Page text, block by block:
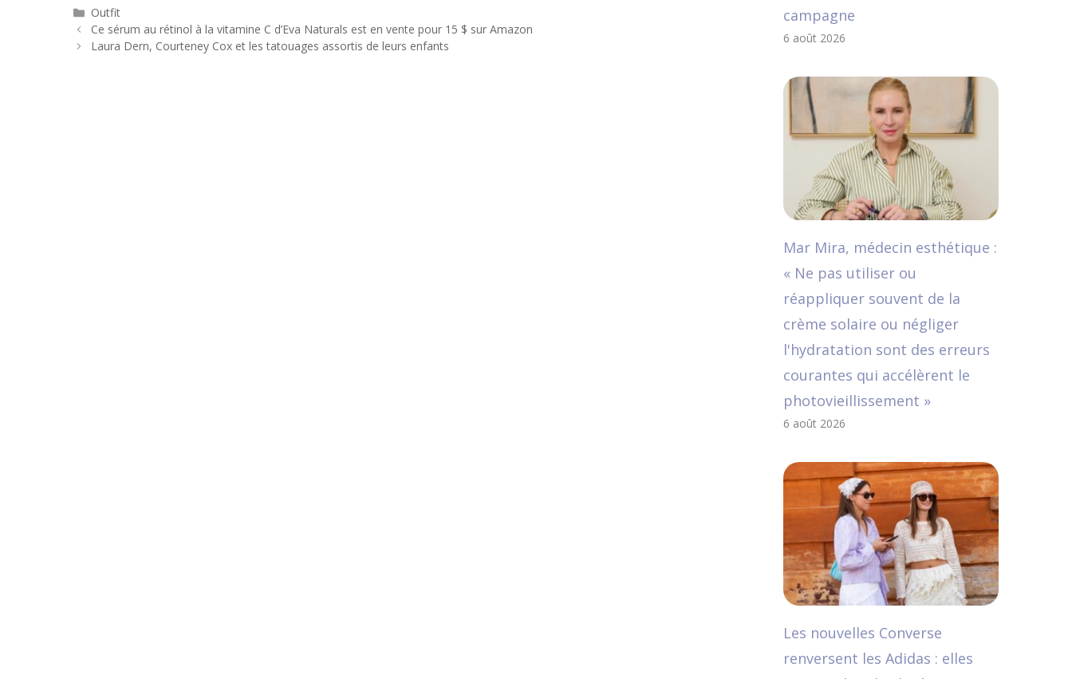
Catégories
Outfit
Navigation
des
Ce sérum au rétinol à la vitamine C d’Eva Naturals est en vente pour 15 $ sur Amazon
Laura Dern, Courteney Cox et les tatouages ​​assortis de leurs enfants
campagne
6 août 2026
Mar Mira, médecin esthétique :
« Ne pas utiliser ou
réappliquer souvent de la
crème solaire ou négliger
l'hydratation sont des erreurs
courantes qui accélèrent le
photovieillissement »
6 août 2026
Les nouvelles Converse
renversent les Adidas : elles